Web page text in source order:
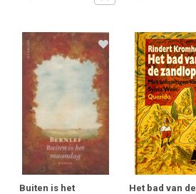
Buiten is het
Het bad van de